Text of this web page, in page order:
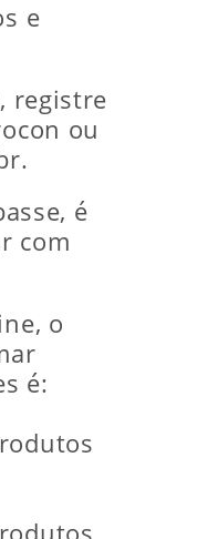
e
registre
ou
é
com
o
é: